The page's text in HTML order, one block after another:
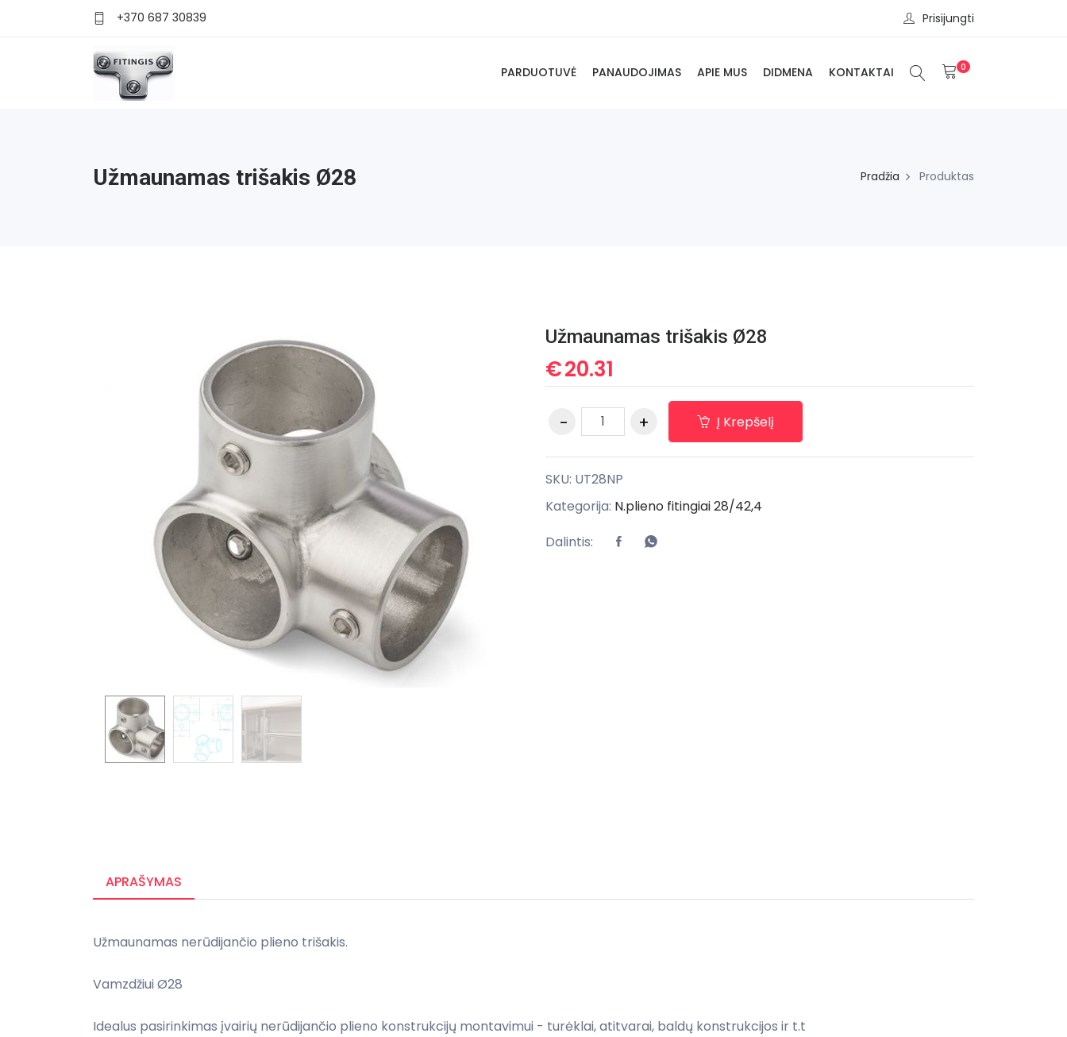
+370 687 30839 Prisijungti
PARDUOTUVĖ PANAUDOJIMAS APIE MUS DIDMENA KONTAKTAI 0
Užmaunamas trišakis Ø28 Pradžia Produktas
Užmaunamas trišakis Ø28
€20.31
Į Krepšelį
SKU: UT28NP
Kategorija: N.plieno fitingiai 28/42,4
Dalintis:
APRAŠYMAS
Užmaunamas nerūdijančio plieno trišakis.
Vamzdžiui Ø28
Idealus pasirinkimas įvairių nerūdijančio plieno konstrukcijų montavimui - turėklai, atitvarai, baldų konstrukcijos ir t.t